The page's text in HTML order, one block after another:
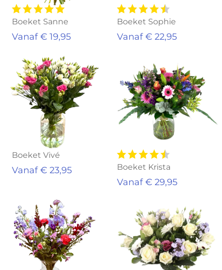
Boeket Sanne
Vanaf € 19,95
Boeket Sophie
Vanaf € 22,95
Boeket Vivé
Vanaf € 23,95 Boeket Krista
Vanaf € 29,95
Aanbieding!